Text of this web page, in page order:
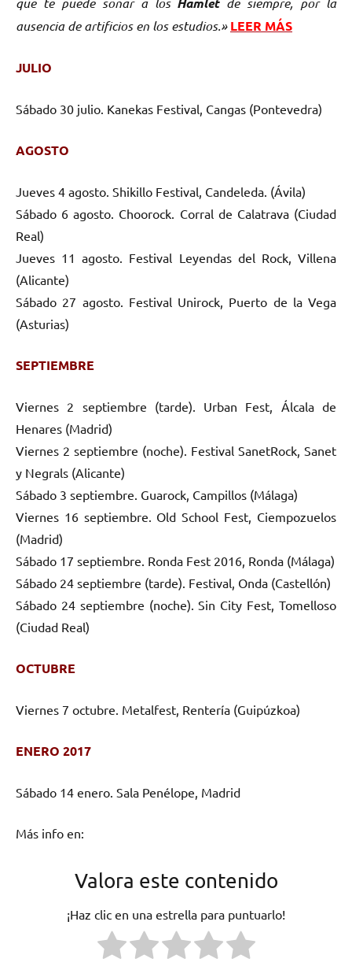
ausencia de artificios en los estudios.»LEER MÁS
JULIO
Sábado 30 julio. Kanekas Festival, Cangas (Pontevedra)
AGOSTO
Jueves 4 agosto. Shikillo Festival, Candeleda. (Ávila)
Sábado 6 agosto. Choorock. Corral de Calatrava (Ciudad
Real)
Jueves 11 agosto. Festival Leyendas del Rock, Villena
(Alicante)
Sábado 27 agosto. Festival Unirock, Puerto de la Vega
(Asturias)
SEPTIEMBRE
Viernes 2 septiembre (tarde). Urban Fest, Álcala de
Henares (Madrid)
Viernes 2 septiembre (noche). Festival SanetRock, Sanet
y Negrals (Alicante)
Sábado 3 septiembre. Guarock, Campillos (Málaga)
Viernes 16 septiembre. Old School Fest, Ciempozuelos
(Madrid)
Sábado 17 septiembre. Ronda Fest 2016, Ronda (Málaga)
Sábado 24 septiembre (tarde). Festival, Onda (Castellón)
Sábado 24 septiembre (noche). Sin City Fest, Tomelloso
(Ciudad Real)
OCTUBRE
Viernes 7 octubre. Metalfest, Rentería (Guipúzkoa)
ENERO 2017
Sábado 14 enero. Sala Penélope, Madrid
Más info en:
Valora este contenido
¡Haz clic en una estrella para puntuarlo!